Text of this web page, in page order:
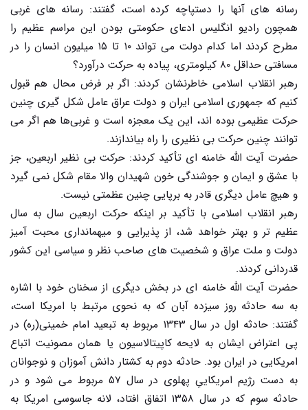
رسانه های آنها را دستپاچه کرده است، گفتند: رسانه های غربی
همچون رادیو انگلیس ادعای حکومتی بودن این مراسم عظیم را
مطرح کردند اما کدام دولت می تواند ۱۰ تا ۱۵ میلیون انسان را در
مسافتی حداقل ۸۰ کیلومتری، پیاده به حرکت درآورد؟
رهبر انقلاب اسلامی خاطرنشان کردند: اگر بر فرض محال هم قبول
کنیم که جمهوری اسلامی ایران و دولت عراق عامل شکل گیری چنین
حرکت عظیمی بوده اند، این یک معجزه است و غربی‌ها هم اگر می
توانند چنین حرکت بی نظیری را راه بیاندازند.
حضرت آیت الله خامنه ای تأکید کردند: حرکت بی نظیر اربعین، جز
با عشق و ایمان و جوشندگی خون شهیدان والا مقام شکل نمی گیرد
و هیچ عامل دیگری قادر به برپایی چنین عظمتی نیست.
رهبر انقلاب اسلامی با تأکید بر اینکه حرکت اربعین سال به سال
عظیم تر و بهتر خواهد شد، از پذیرایی و میهمانداری محبت آمیز
دولت و ملت عراق و شخصیت های صاحب نظر و سیاسی این کشور
قدردانی کردند.
حضرت آیت الله خامنه ای در بخش دیگری از سخنان خود با اشاره
به سه حادثه روز سیزده آبان که به نحوی مرتبط با امریکا است،
گفتند: حادثه اول در سال ۱۳۴۳ مربوط به تبعید امام خمینی(ره) در
پی اعتراض ایشان به لایحه کاپیتالاسیون یا همان مصونیت اتباع
امریکایی در ایران بود. حادثه دوم به کشتار دانش آموزان و نوجوانان
به دست رژیم امریکاییِ پهلوی در سال ۵۷ مربوط می شود و در
حادثه سوم که در سال ۱۳۵۸ اتفاق افتاد، لانه جاسوسی امریکا به